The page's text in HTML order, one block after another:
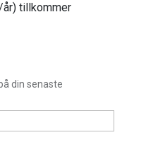
tillkommer
din senaste